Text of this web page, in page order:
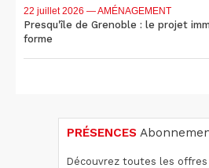
22 juillet 2026 — AMÉNAGEMENT
Presqu'île de Grenoble : le projet
forme
PRÉSENCES
Découvrez toutes les offres